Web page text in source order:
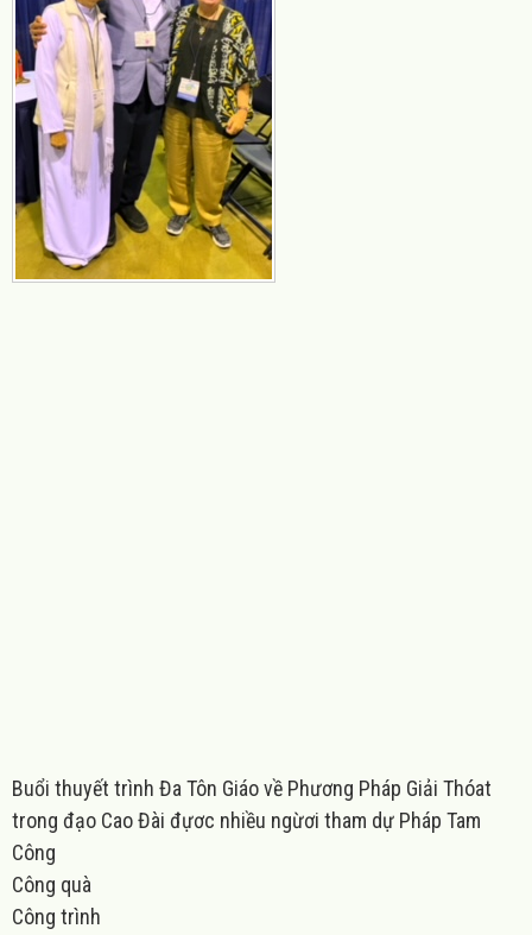
Buổi thuyết trình Đa Tôn Giáo về Phương Pháp Giải Thóat
trong đạo Cao Đài đựơc nhiều ngừơi tham dự Pháp Tam
Công
Công quà
Công trình